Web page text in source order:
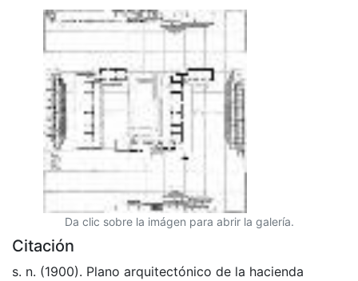
Da clic sobre la imágen para abrir la galería.
Citación
s. n. (1900). Plano arquitectónico de la hacienda